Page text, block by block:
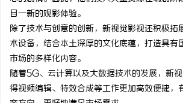
目一新的观影体验。
除了技术与创意的创新，新视觉影视还积极
术设备，结合本土深厚的文化底蕴，打造具
市场的多样化内容。
随着5G、云计算以及大数据技术的发展，新
得视频编辑、特效合成等工作更加高效便捷